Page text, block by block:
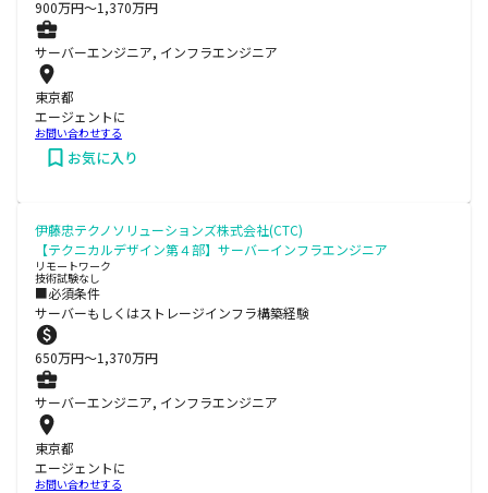
900万円〜1,370万円
サーバーエンジニア, インフラエンジニア
東京都
エージェントに
お問い合わせする
お気に入り
伊藤忠テクノソリューションズ株式会社(CTC)
【テクニカルデザイン第４部】サーバーインフラエンジニア
リモートワーク
技術試験なし
■必須条件
サーバーもしくはストレージインフラ構築経験
650万円〜1,370万円
サーバーエンジニア, インフラエンジニア
東京都
エージェントに
お問い合わせする